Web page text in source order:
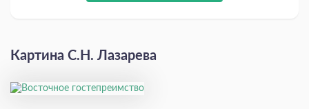
Картина С.Н. Лазарева